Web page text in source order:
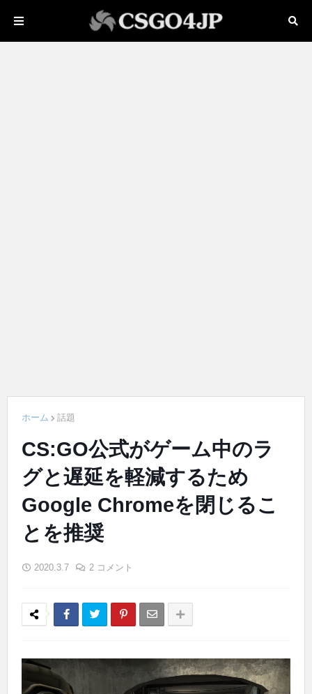
ホーム 話題
CS:GO公式がゲーム中のラ
グと遅延を軽減するため
Google Chromeを閉じるこ
とを推奨
2020.3.7 2 コメント